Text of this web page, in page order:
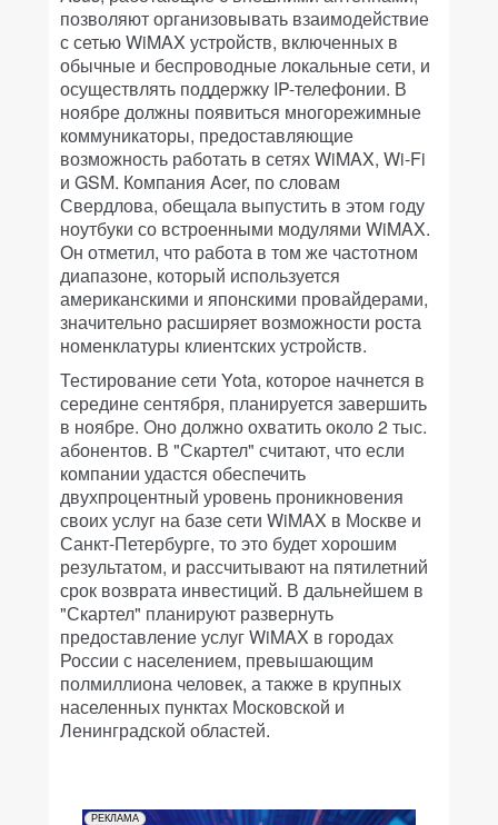
позволяют организовывать взаимодействие
с сетью WiMAX устройств, включенных в
обычные и беспроводные локальные сети, и
осуществлять поддержку IP-телефонии. В
ноябре должны появиться многорежимные
коммуникаторы, предоставляющие
возможность работать в сетях WiMAX, Wi-Fi
и GSM. Компания Acer, по словам
Свердлова, обещала выпустить в этом году
ноутбуки со встроенными модулями WiMAX.
Он отметил, что работа в том же частотном
диапазоне, который используется
американскими и японскими провайдерами,
значительно расширяет возможности роста
номенклатуры клиентских устройств.
Тестирование сети Yota, которое начнется в
середине сентября, планируется завершить
в ноябре. Оно должно охватить около 2 тыс.
абонентов. В "Скартел" считают, что если
компании удастся обеспечить
двухпроцентный уровень проникновения
своих услуг на базе сети WiMAX в Москве и
Санкт-Петербурге, то это будет хорошим
результатом, и рассчитывают на пятилетний
срок возврата инвестиций. В дальнейшем в
"Скартел" планируют развернуть
предоставление услуг WiMAX в городах
России с населением, превышающим
полмиллиона человек, а также в крупных
населенных пунктах Московской и
Ленинградской областей.
РЕКЛАМА